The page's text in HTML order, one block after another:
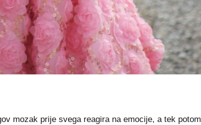
mozak prije svega reagira na emocije, a tek potom